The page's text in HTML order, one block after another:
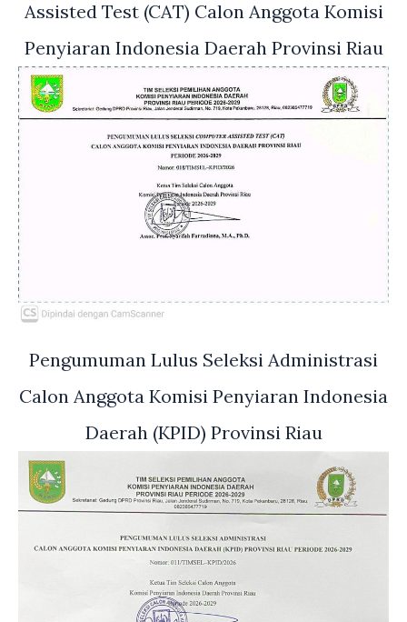
Assisted Test (CAT) Calon Anggota Komisi
Penyiaran Indonesia Daerah Provinsi Riau
Pengumuman Lulus Seleksi Administrasi
Calon Anggota Komisi Penyiaran Indonesia
Daerah (KPID) Provinsi Riau